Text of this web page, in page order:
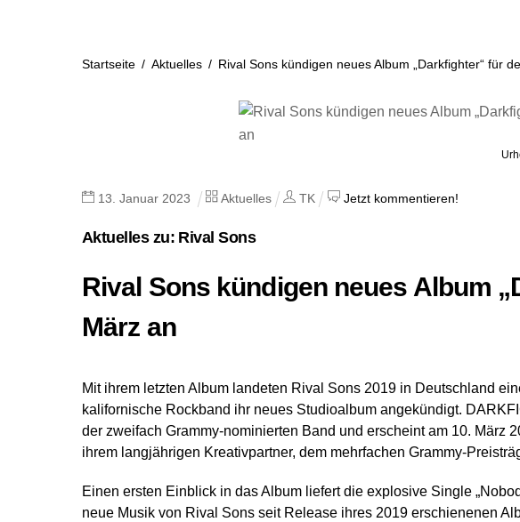
Startseite / Aktuelles / Rival Sons kündigen neues Album „Darkfighter“ für
13 Januar 2023 Aktuelles TK Jetzt kommentieren!
Aktuelles zu: Rival Sons
Rival Sons kündigen neues Album
März an
Mit ihrem letzten Album landeten Rival Sons 2019 in Deutschland
kalifornische Rockband ihr neues Studioalbum angekündigt.
der zweifach Grammy-nominierten Band und erscheint am 10. März
ihrem langjährigen Kreativpartner, dem mehrfachen Grammy-
Einen ersten Einblick in das Album liefert die explosive Single
neue Musik von Rival Sons seit Release ihres 2019 erschienenen